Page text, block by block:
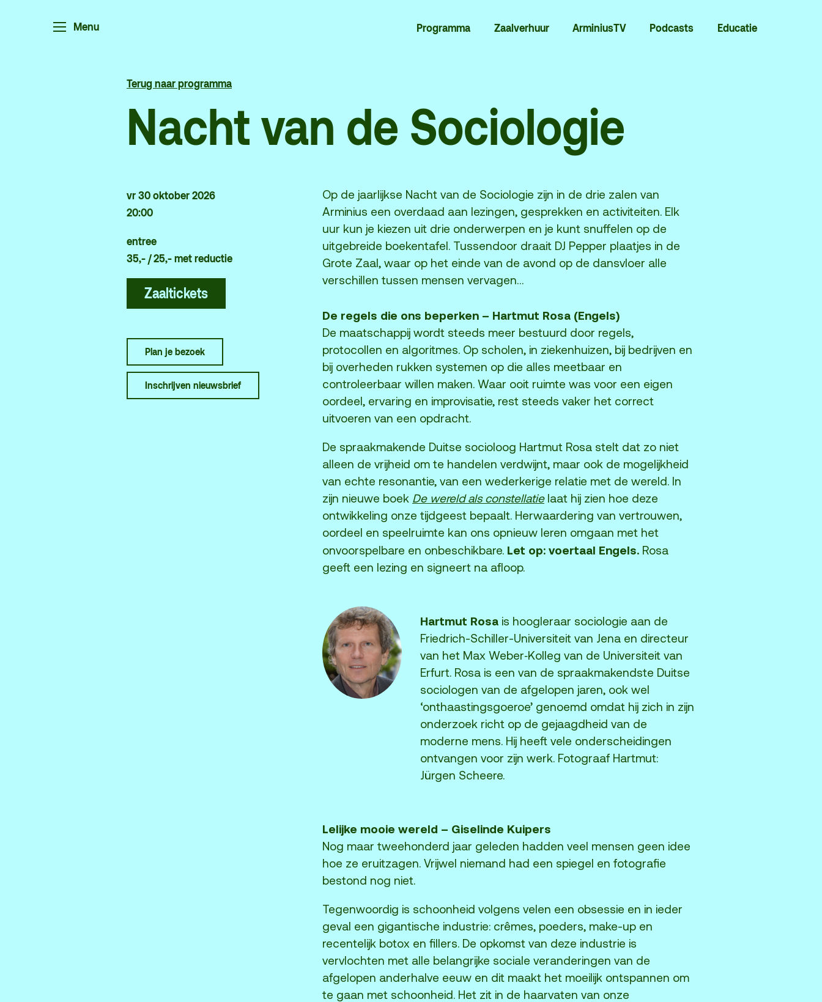
Menu Programma Zaalverhuur ArminiusTV Podcasts Educatie
Debat organiseren
Adres, route en
Kaartverkoopinfo
Faciliteiten &
toegankelijkheid
Arminius
Gebouw & historie
Vacatures
Privacy
Pers & Logo’s
Raad van Toezicht
Contact
Team
Programmamakers
Nieuwsbrief
Terug naar programma
Nacht van de Sociologie
vr 30 oktober 2026
20:00
entree
35,- / 25,- met reductie
Zaaltickets
Plan je bezoek
Inschrijven nieuwsbrief
Op de jaarlijkse Nacht van de Sociologie zijn in de drie zalen van
Arminius een overdaad aan lezingen, gesprekken en activiteiten. Elk
uur kun je kiezen uit drie onderwerpen en je kunt snuffelen op de
uitgebreide boekentafel. Tussendoor draait DJ Pepper plaatjes in de
Grote Zaal, waar op het einde van de avond op de dansvloer alle
verschillen tussen mensen vervagen…
De regels die ons beperken – Hartmut Rosa (Engels)
De maatschappij wordt steeds meer bestuurd door regels,
protocollen en algoritmes. Op scholen, in ziekenhuizen, bij bedrijven en
bij overheden rukken systemen op die alles meetbaar en
controleerbaar willen maken. Waar ooit ruimte was voor een eigen
oordeel, ervaring en improvisatie, rest steeds vaker het correct
uitvoeren van een opdracht.
De spraakmakende Duitse socioloog Hartmut Rosa stelt dat zo niet
alleen de vrijheid om te handelen verdwijnt, maar ook de mogelijkheid
van echte resonantie, van een wederkerige relatie met de wereld. In
zijn nieuwe boek De wereld als constellatielaat hij zien hoe deze
ontwikkeling onze tijdgeest bepaalt. Herwaardering van vertrouwen,
oordeel en speelruimte kan ons opnieuw leren omgaan met het
onvoorspelbare en onbeschikbare. Let op: voertaal Engels. Rosa
geeft een lezing en signeert na afloop.
Hartmut Rosais hoogleraar sociologie aan de
Friedrich-Schiller-Universiteit van Jena en directeur
van het Max Weber‑Kolleg van de Universiteit van
Erfurt. Rosa is een van de spraakmakendste Duitse
sociologen van de afgelopen jaren, ook wel
‘onthaastingsgoeroe’ genoemd omdat hij zich in zijn
onderzoek richt op de gejaagdheid van de
moderne mens. Hij heeft vele onderscheidingen
ontvangen voor zijn werk. Fotograaf Hartmut:
Jürgen Scheere.
Lelijke mooie wereld – Giselinde Kuipers
Nog maar tweehonderd jaar geleden hadden veel mensen geen idee
hoe ze eruitzagen. Vrijwel niemand had een spiegel en fotografie
bestond nog niet.
Tegenwoordig is schoonheid volgens velen een obsessie en in ieder
geval een gigantische industrie: crêmes, poeders, make-up en
recentelijk botox en fillers. De opkomst van deze industrie is
vervlochten met alle belangrijke sociale veranderingen van de
afgelopen anderhalve eeuw en dit maakt het moeilijk ontspannen om
te gaan met schoonheid. Het zit in de haarvaten van onze